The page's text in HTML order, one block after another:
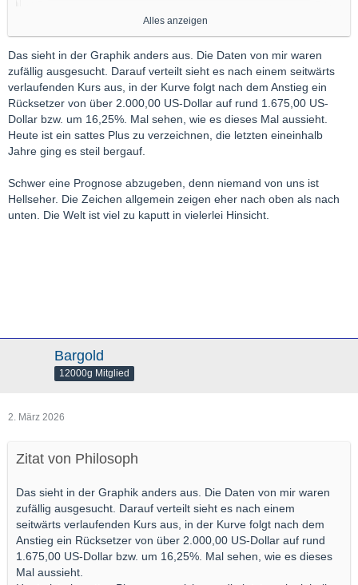
Und es war im Chart... der magische Deckel bei 2000. Klar sieht
das heute anders aus.
Gruß,
GL
Alles anzeigen
Das sieht in der Graphik anders aus. Die Daten von mir waren
zufällig ausgesucht. Darauf verteilt sieht es nach einem seitwärts
verlaufenden Kurs aus, in der Kurve folgt nach dem Anstieg ein
Rücksetzer von über 2.000,00 US-Dollar auf rund 1.675,00 US-
Dollar bzw. um 16,25%. Mal sehen, wie es dieses Mal aussieht.
Heute ist ein sattes Plus zu verzeichnen, die letzten eineinhalb
Jahre ging es steil bergauf.
Schwer eine Prognose abzugeben, denn niemand von uns ist
Hellseher. Die Zeichen allgemein zeigen eher nach oben als nach
unten. Die Welt ist viel zu kaputt in vielerlei Hinsicht.
Bargold
12000g Mitglied
2. März 2026
Zitat von Philosoph
Das sieht in der Graphik anders aus. Die Daten von mir waren
zufällig ausgesucht. Darauf verteilt sieht es nach einem
seitwärts verlaufenden Kurs aus, in der Kurve folgt nach dem
Anstieg ein Rücksetzer von über 2.000,00 US-Dollar auf rund
1.675,00 US-Dollar bzw. um 16,25%. Mal sehen, wie es dieses
Mal aussieht.